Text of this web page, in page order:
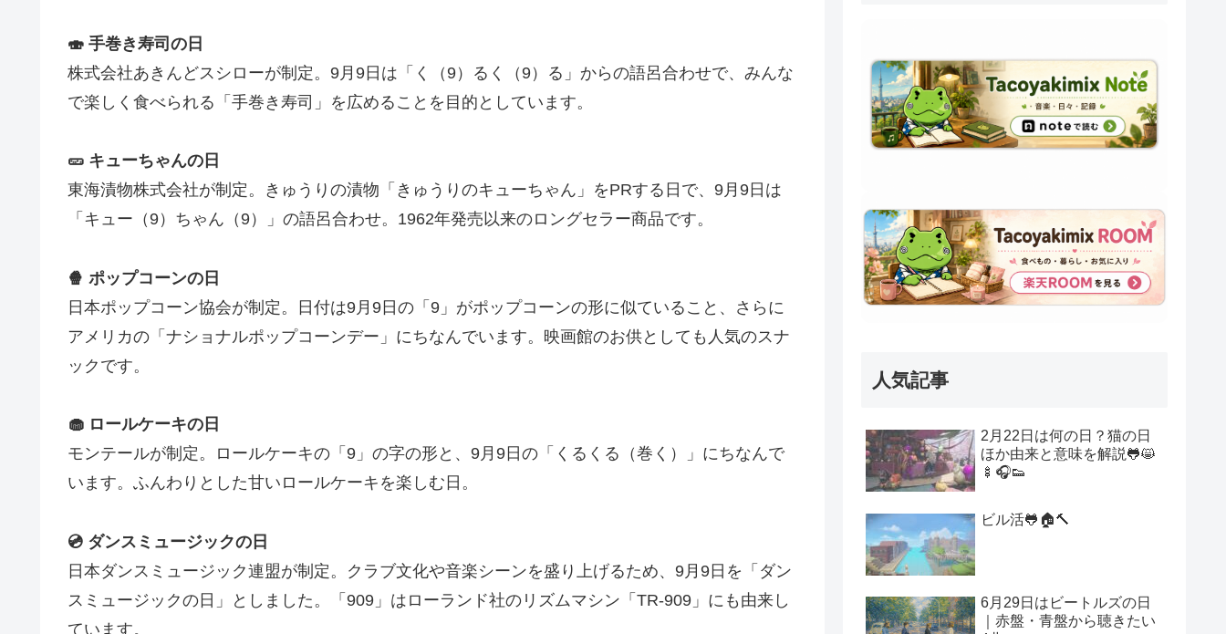
🍣 手巻き寿司の日
株式会社あきんどスシローが制定。9月9日は「く（9）るく（9）る」からの語呂合わせで、みんな
で楽しく食べられる「手巻き寿司」を広めることを目的としています。
🥒 キューちゃんの日
東海漬物株式会社が制定。きゅうりの漬物「きゅうりのキューちゃん」をPRする日で、9月9日は
「キュー（9）ちゃん（9）」の語呂合わせ。1962年発売以来のロングセラー商品です。
🍿 ポップコーンの日
日本ポップコーン協会が制定。日付は9月9日の「9」がポップコーンの形に似ていること、さらに
アメリカの「ナショナルポップコーンデー」にちなんでいます。映画館のお供としても人気のスナ
ックです。
🧁 ロールケーキの日
モンテールが制定。ロールケーキの「9」の字の形と、9月9日の「くるくる（巻く）」にちなんで
います。ふんわりとした甘いロールケーキを楽しむ日。
💿 ダンスミュージックの日
日本ダンスミュージック連盟が制定。クラブ文化や音楽シーンを盛り上げるため、9月9日を「ダン
スミュージックの日」としました。「909」はローランド社のリズムマシン「TR-909」にも由来し
ています。
人気記事
2月22日は何の日？猫の日
ほか由来と意味を解説🐸😸
🍢🎧👟
ビル活🐸🏠🔨
6月29日はビートルズの日
｜赤盤・青盤から聴きたい